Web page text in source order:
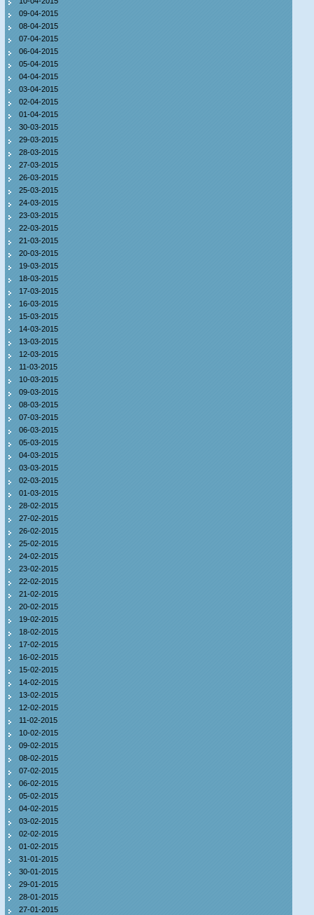
09-04-2015
08-04-2015
07-04-2015
06-04-2015
05-04-2015
04-04-2015
03-04-2015
02-04-2015
01-04-2015
30-03-2015
29-03-2015
28-03-2015
27-03-2015
26-03-2015
25-03-2015
24-03-2015
23-03-2015
22-03-2015
21-03-2015
20-03-2015
19-03-2015
18-03-2015
17-03-2015
16-03-2015
15-03-2015
14-03-2015
13-03-2015
12-03-2015
11-03-2015
10-03-2015
09-03-2015
08-03-2015
07-03-2015
06-03-2015
05-03-2015
04-03-2015
03-03-2015
02-03-2015
01-03-2015
28-02-2015
27-02-2015
26-02-2015
25-02-2015
24-02-2015
23-02-2015
22-02-2015
21-02-2015
20-02-2015
19-02-2015
18-02-2015
17-02-2015
16-02-2015
15-02-2015
14-02-2015
13-02-2015
12-02-2015
11-02-2015
10-02-2015
09-02-2015
08-02-2015
07-02-2015
06-02-2015
05-02-2015
04-02-2015
03-02-2015
02-02-2015
01-02-2015
31-01-2015
30-01-2015
29-01-2015
28-01-2015
27-01-2015